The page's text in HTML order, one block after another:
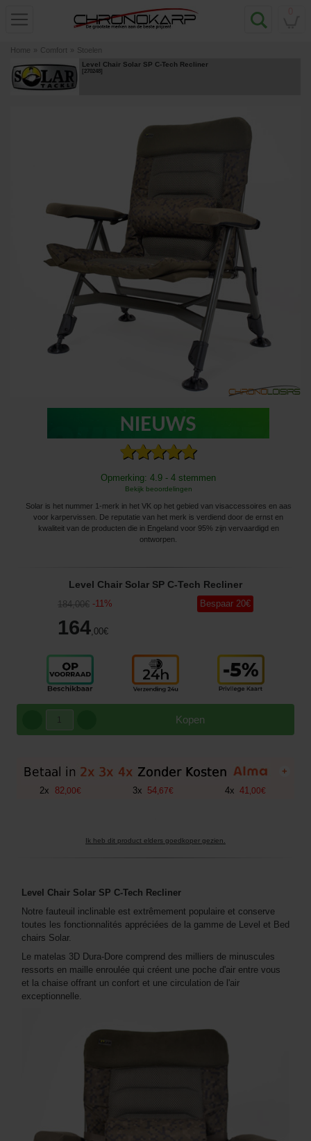
Home » Comfort » Stoelen
Level Chair Solar SP C-Tech Recliner
[270248]
Opmerking: 4.9 - 4 stemmen
Bekijk beoordelingen
Solar is het nummer 1-merk in het VK op het gebied van visaccessoires en aas
voor karpervissen. De reputatie van het merk is verdiend door de ernst en
kwaliteit van de producten die in Engeland voor 95% zijn vervaardigd en
ontworpen.
Level Chair Solar SP C-Tech Recliner
184,00€ -11%
164 ,00€
Bespaar 20€
Kopen
+
2x 82 00€ 3x 54, 67€ 4x 41 ,00€
Ik heb dit product elders goedkoper gezien.
Level Chair Solar SP C-Tech Recliner
Notre fauteuil inclinable est extrêmement populaire et conserve
toutes les fonctionnalités appréciées de la gamme de Level et Bed
chairs Solar.
Le matelas 3D Dura-Dore comprend des milliers de minuscules
ressorts en maille enroulée qui créent une poche d'air entre vous
et la chaise offrant un confort et une circulation de l'air
exceptionnelle.